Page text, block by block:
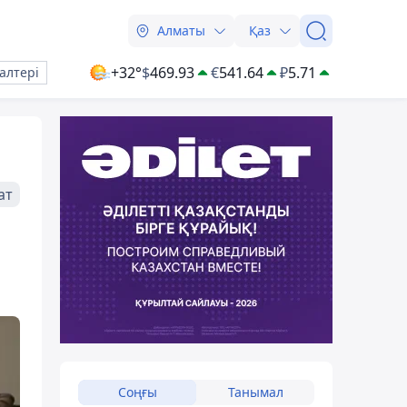
Алматы Қаз
+32°$469.93 €541.64 ₽5.71
Соңғы Танымал